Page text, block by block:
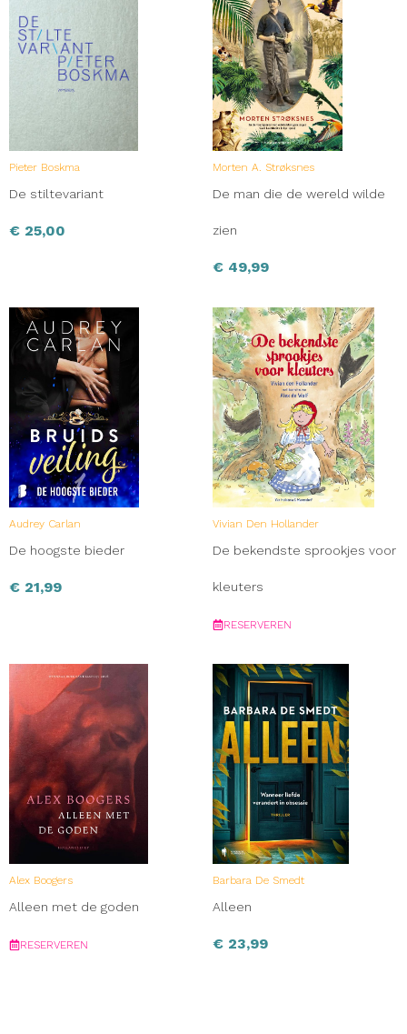
Pieter Boskma
De stiltevariant
€ 25,00
Morten A. Strøksnes
De man die de wereld wilde
zien
€ 49,99
Audrey Carlan
De hoogste bieder
€ 21,99
Vivian Den Hollander
De bekendste sprookjes voor
kleuters
RESERVEREN
Alex Boogers
Alleen met de goden
RESERVEREN
Barbara De Smedt
Alleen
€ 23,99